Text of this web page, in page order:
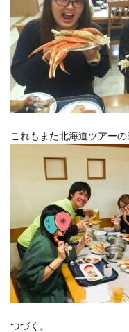
これもまた北海道ツアー
つづく。